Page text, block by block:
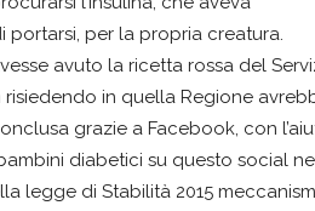
portarsi, per la propria creatura.
avuto la ricetta rossa del
in quella Regione
grazie a Facebook, con
diabetici su questo social
legge di Stabilità 2015